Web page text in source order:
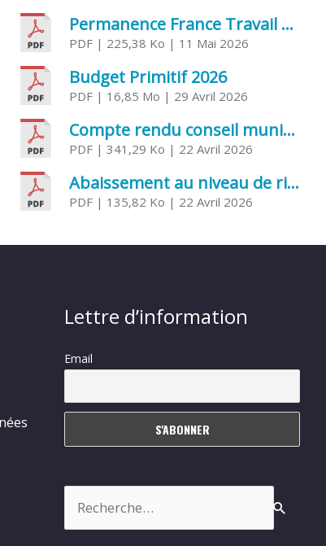
Permanence France Travail au CCAS de Saujon Juin 2026
PDF | 225,38 Ko | 11 Mai 2026
Budget Primitif 2026
PDF | 16,85 Mo | 29 Avril 2026
Compte rendu conseil municipal – 7 avril 2026
PDF | 341,29 Ko | 22 Avril 2026
Abaissement au niveau de risque modéré de l’Influenza aviaire
PDF | 135,82 Ko | 22 Avril 2026
Lettre d’information
Email